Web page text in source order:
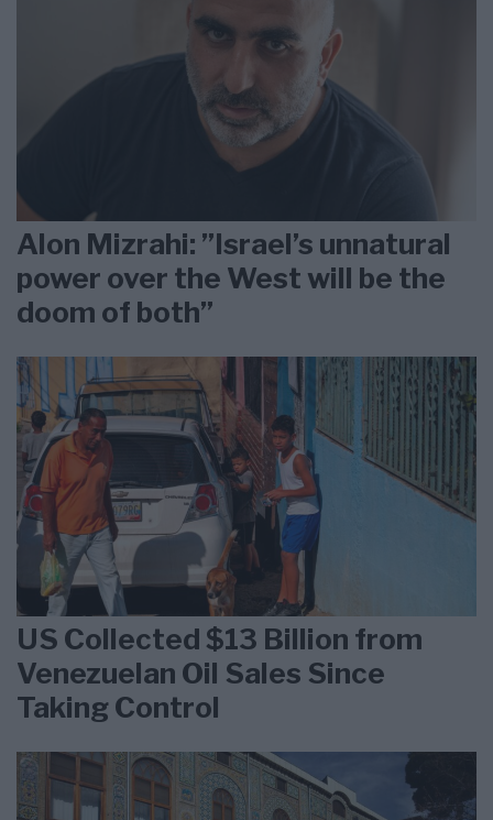
Alon Mizrahi: ”Israel’s unnatural
power over the West will be the
doom of both”
US Collected $13 Billion from
Venezuelan Oil Sales Since
Taking Control